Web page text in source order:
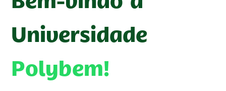
Universidade
Polybem!